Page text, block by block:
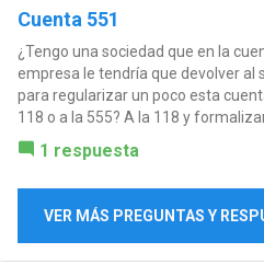
Cuenta 551
¿Tengo una sociedad que en la
empresa le tendría que devolver al
para regularizar un poco esta
118 o a la 555? A la 118 y
1 respuesta
VER MÁS PREGUNTAS Y